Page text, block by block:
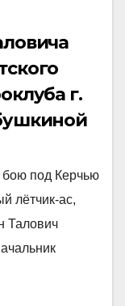
г.
бою под Керчью
лётчик-ас,
Талович